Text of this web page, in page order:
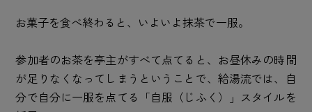
お菓子を食べ終わると、いよいよ抹茶で一服。
参加者のお茶を亭主がすべて点てると、お昼休みの時間
が足りなくなってしまうということで、給湯流では、自
分で自分に一服を点てる「自服（じふく）」スタイルを